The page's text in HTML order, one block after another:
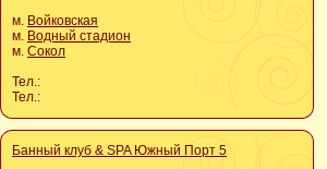
м. Войковская
м. Водный стадион
м. Сокол
Тел.:
Тел.:
Банный клуб & SPA Южный Порт 5